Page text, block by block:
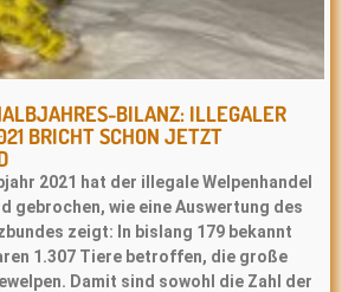
BILANZ: ILLEGALER
BRICHT SCHON JETZT
2021 hat der illegale Welpenhandel
gebrochen, wie eine Auswertung des
zeigt: In bislang 179 bekannt
1.307 Tiere betroffen, die große
Damit sind sowohl die Zahl der